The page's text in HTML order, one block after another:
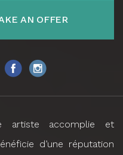
AN OFFER
artiste accomplie et
d’une réputation